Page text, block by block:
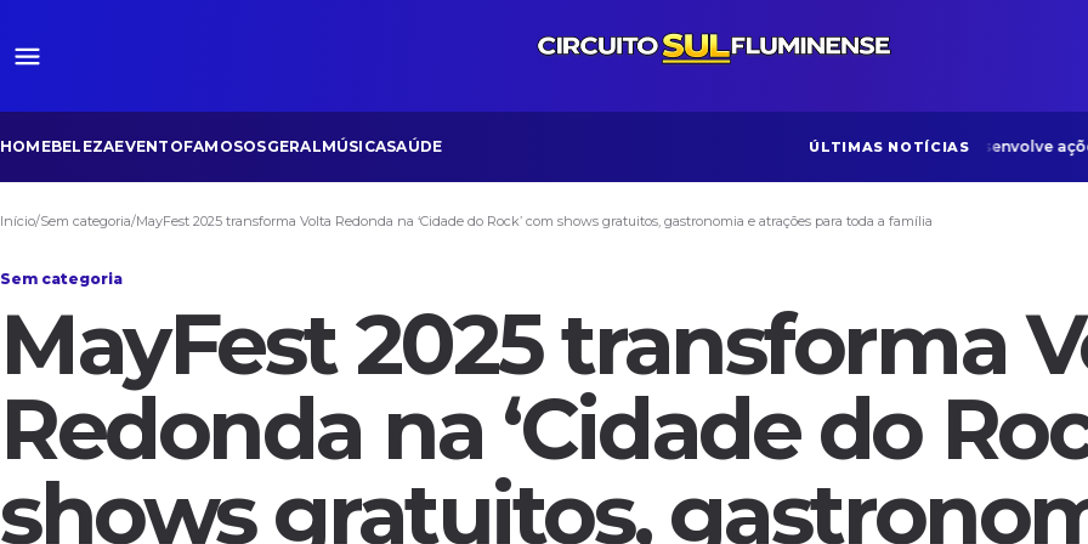
HOMEBELEZAEVENTOFAMOSOSGERALMÚSICASAÚDE ÚLTIMAS NOTÍCIAS
ONG Bom Samaritano desenvolve
Início/Sem categoria/MayFest 2025 transforma Volta Redonda na ‘Cidade do Rock’ com shows gratuitos, gastronomia e atrações para toda a família
Sem categoria
MayFest 2025 transforma
Redonda na ‘Cidade do
shows gratuitos,